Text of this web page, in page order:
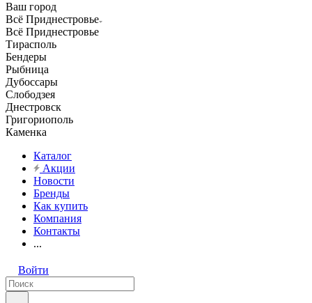
Ваш город
Всё Приднестровье
Всё Приднестровье
Тирасполь
Бендеры
Рыбница
Дубоссары
Слободзея
Днестровск
Григориополь
Каменка
Каталог
Акции
Новости
Бренды
Как купить
Компания
Контакты
...
Войти